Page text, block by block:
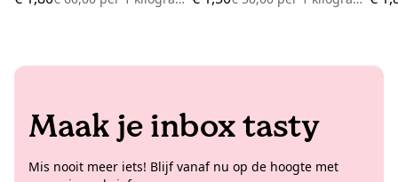
Maak je inbox tasty
Mis nooit meer iets! Blijf vanaf nu op de hoogte met